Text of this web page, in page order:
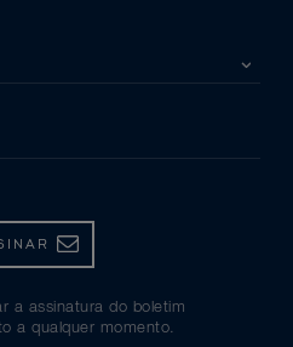
a assinatura do boletim
a qualquer momento.